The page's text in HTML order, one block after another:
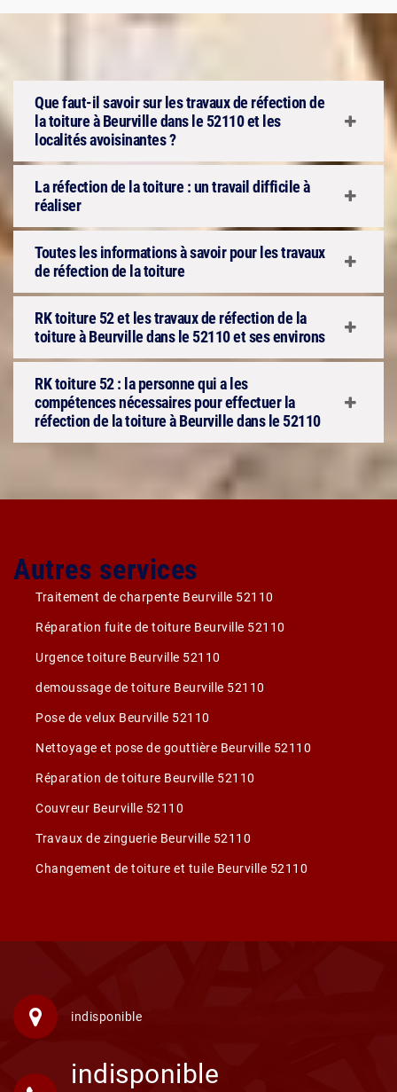
Que faut-il savoir sur les travaux de réfection de
la toiture à Beurville dans le 52110 et les
localités avoisinantes ?
La réfection de la toiture : un travail difficile à
réaliser
Toutes les informations à savoir pour les travaux
de réfection de la toiture
RK toiture 52 et les travaux de réfection de la
toiture à Beurville dans le 52110 et ses environs
RK toiture 52 : la personne qui a les
compétences nécessaires pour effectuer la
réfection de la toiture à Beurville dans le 52110
Autres services
Traitement de charpente Beurville 52110
Réparation fuite de toiture Beurville 52110
Urgence toiture Beurville 52110
demoussage de toiture Beurville 52110
Pose de velux Beurville 52110
Nettoyage et pose de gouttière Beurville 52110
Réparation de toiture Beurville 52110
Couvreur Beurville 52110
Travaux de zinguerie Beurville 52110
Changement de toiture et tuile Beurville 52110
indisponible
indisponible